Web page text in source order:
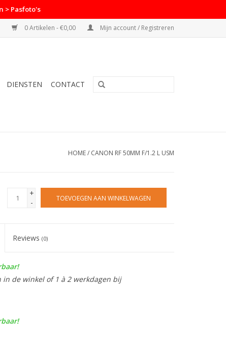
> Pasfoto's
0 Artikelen - €0,00 Mijn account / Registreren
DIENSTEN CONTACT
HOME/ CANON RF 50MM F/1.2 L USM
+
-
TOEVOEGEN AAN WINKELWAGEN
Reviews(0)
in de winkel of 1 à 2 werkdagen bij